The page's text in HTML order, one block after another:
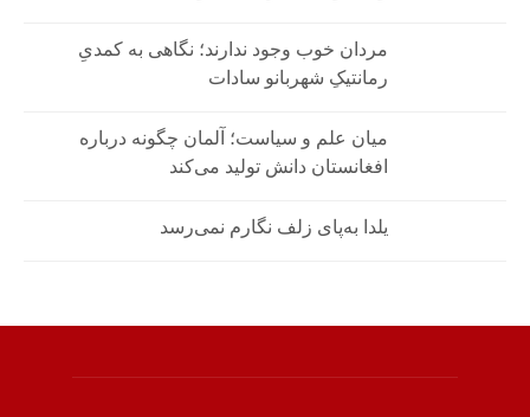
مردان خوب وجود ندارند؛ نگاهی به کمدیِ
رمانتیکِ شهربانو سادات
میان علم و سیاست؛ آلمان چگونه درباره
افغانستان دانش تولید می‌کند
یلدا به‌پای زلف نگارم نمی‌رسد